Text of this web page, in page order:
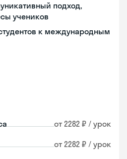
подход,
учеников
к международным
от 2282 ₽ / урок
от 2282 ₽ / урок